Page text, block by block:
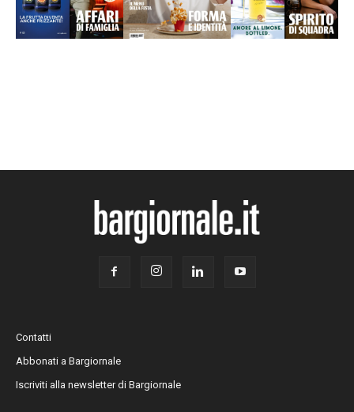
Contatti
Abbonati a Bargiornale
Iscriviti alla newsletter di Bargiornale